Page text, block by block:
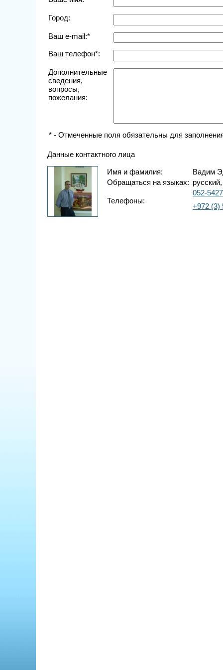
Город:
Ваш e-mail:*
Ваш телефон*:
Дополнительные
сведения,
вопросы,
пожелания:
* - Отмеченные поля обязательны для
Данные контактного лица
Имя и фамилия:
Вадим
Обращаться на языках:
Телефоны:
052-
+972 (3)